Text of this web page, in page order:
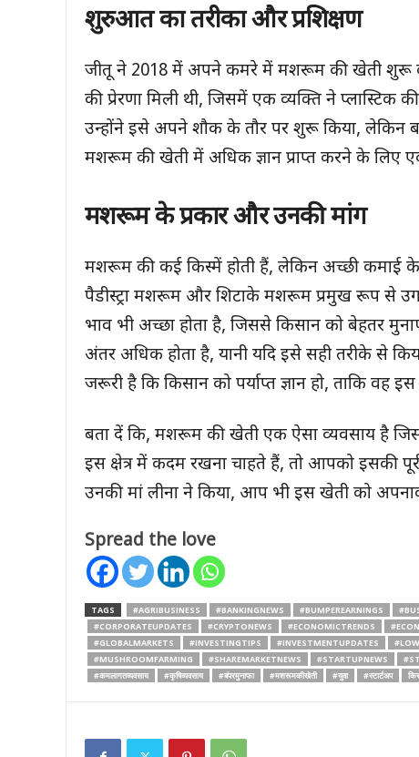
शुरुआत का तरीका और प्रशिक्षण
जीतू ने 2018 में अपने कमरे में मशरूम की खेती शुरू
की प्रेरणा मिली थी, जिसमें एक व्यक्ति ने
उन्होंने इसे अपने शौक के तौर पर शुरू किया, लेकिन
मशरूम की खेती में अधिक ज्ञान प्राप्त करने के
मशरूम के प्रकार और उनकी मांग
मशरूम की कई किस्में होती हैं, लेकिन अच्छी
पैडीस्ट्रा मशरूम और शिटाके मशरूम प्रमुख रूप से
भाव भी अच्छा होता है, जिससे किसान को बेहतर
अंतर अधिक होता है, यानी यदि इसे सही तरीके से
जरूरी है कि किसान को पर्याप्त ज्ञान हो, ताकि वह
बता दें कि, मशरूम की खेती एक ऐसा व्यवसाय है
इस क्षेत्र में कदम रखना चाहते हैं, तो आपको इसकी
उनकी मां लीना ने किया, आप भी इस खेती को
Spread the love
TAGS #AGRIBUSINESS #BANKINGNEWS #BUMPEREARNINGS
#CORPORATEUPDATES
#CRYPTONEWS #ECONOMICTRENDS
#GLOBALMARKETS
#INVESTINGTIPS #INVESTMENTUPDATES
#MUSHROOMFARMING
#SHAREMARKETNEWS #STARTUPNEWS
#कमलागतव्यवसाय
#कृषिव्यवसाय #बंपरमुनाफा #मशरूमकीखेती #युवा #स्टार्टअप